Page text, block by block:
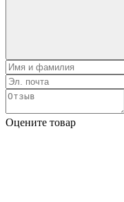
Оцените товар